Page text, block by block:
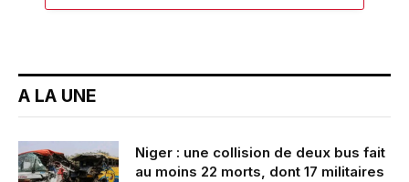
A LA UNE
Niger : une collision de deux bus fait
au moins 22 morts, dont 17 militaires